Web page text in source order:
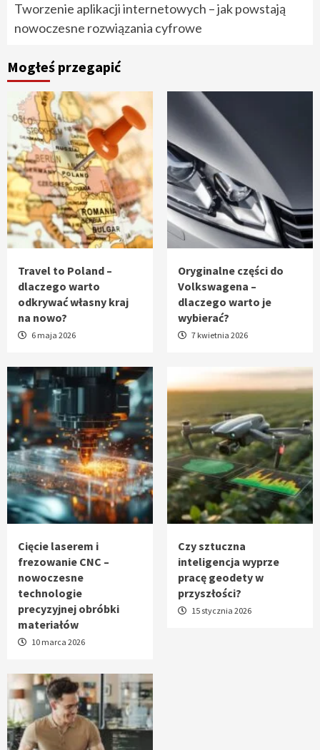
Tworzenie aplikacji internetowych – jak powstają
nowoczesne rozwiązania cyfrowe
Mogłeś przegapić
Travel to Poland –
dlaczego warto
odkrywać własny kraj
na nowo?
6 maja 2026
Oryginalne części do
Volkswagena –
dlaczego warto je
wybierać?
7 kwietnia 2026
Cięcie laserem i
frezowanie CNC –
nowoczesne
technologie
precyzyjnej obróbki
materiałów
10 marca 2026
Czy sztuczna
inteligencja wyprze
pracę geodety w
przyszłości?
15 stycznia 2026